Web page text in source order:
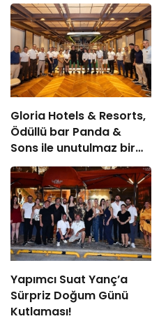
Gloria Hotels & Resorts,
Ödüllü bar Panda &
Sons ile unutulmaz bir
Miksoloji Gecesine İmza
Attı
Yapımcı Suat Yanç’a
Sürpriz Doğum Günü
Kutlaması!